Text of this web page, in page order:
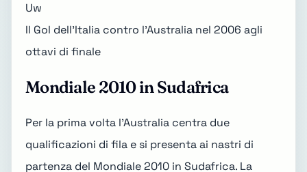
Uw
Il Gol dell'Italia contro l'Australia nel 2006 agli
ottavi di finale
Mondiale 2010 in Sudafrica
Per la prima volta l'Australia centra due
qualificazioni di fila e si presenta ai nastri di
partenza del Mondiale 2010 in Sudafrica. La